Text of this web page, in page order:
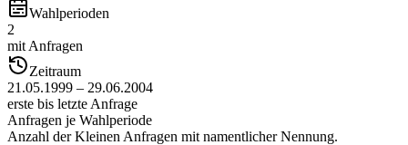
Wahlperioden
2
mit Anfragen
Zeitraum
21.05.1999 – 29.06.2004
erste bis letzte Anfrage
Anfragen je Wahlperiode
Anzahl der Kleinen Anfragen mit namentlicher Nennung.